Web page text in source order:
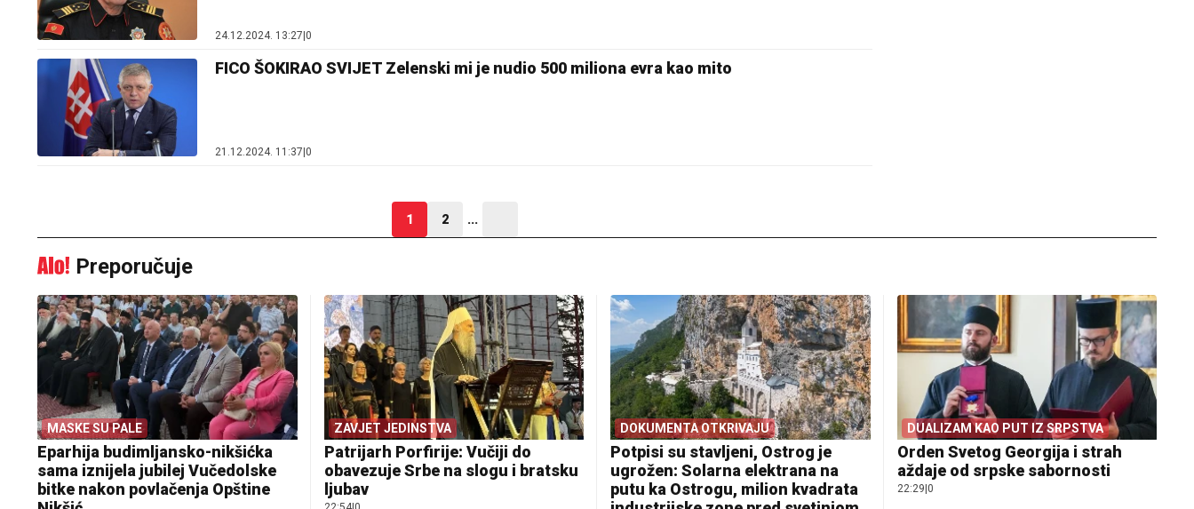
24.12.2024. 13:27|0
FICO ŠOKIRAO SVIJET Zelenski mi je nudio 500 miliona evra kao mito
21.12.2024. 11:37 0
1 2 ...
Preporučuje
MASKE SU PALE
Eparhija budimljansko-nikšićka
sama iznijela jubilej Vučedolske
bitke nakon povlačenja Opštine
ZAVJET JEDINSTVA
Patrijarh Porfirije: Vučiji do
obavezuje Srbe na slogu i bratsku
ljubav
DOKUMENTA OTKRIVAJU
Potpisi su stavljeni, Ostrog je
ugrožen: Solarna elektrana na
putu ka Ostrogu, milion kvadrata
DUALIZAM KAO PUT IZ SRPSTVA
Orden Svetog Georgija i strah
aždaje od srpske sabornosti
22:29 0